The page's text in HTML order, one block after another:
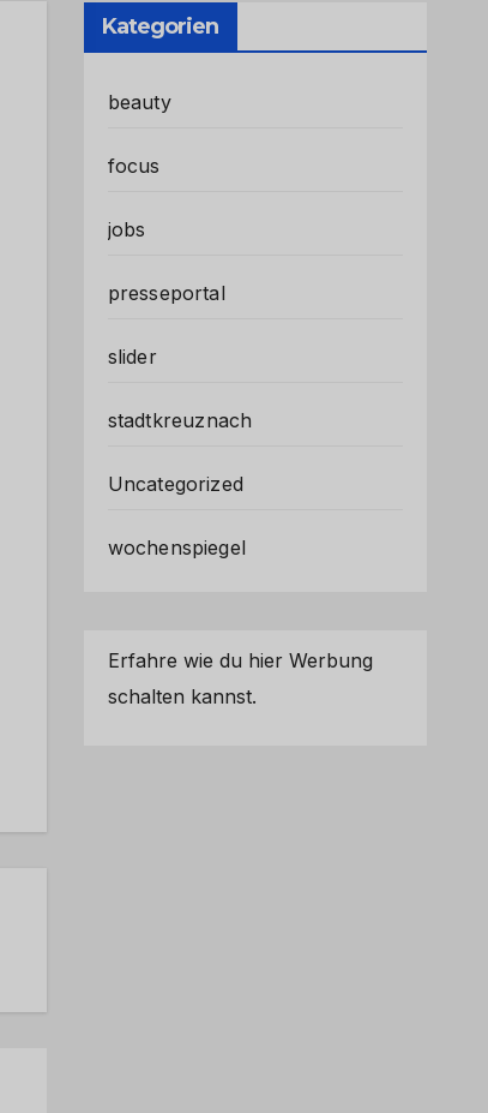
Kategorien
beauty
focus
jobs
presseportal
slider
stadtkreuznach
Uncategorized
wochenspiegel
Erfahre wie du hier Werbung
schalten kannst.